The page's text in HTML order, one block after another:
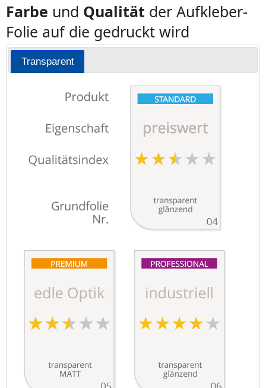
Farbe und Qualität der Aufkleber-
Folie auf die gedruckt wird
Transparent